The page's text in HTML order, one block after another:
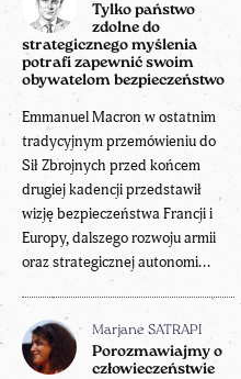
Tylko państwo
zdolne do
strategicznego myślenia
potrafi zapewnić swoim
obywatelom bezpieczeństwo
Emmanuel Macron w ostatnim
tradycyjnym przemówieniu do
Sił Zbrojnych przed końcem
drugiej kadencji przedstawił
wizję bezpieczeństwa Francji i
Europy, dalszego rozwoju armii
oraz strategicznej autonomi...
Marjane SATRAPI
Porozmawiajmy o
człowieczeństwie